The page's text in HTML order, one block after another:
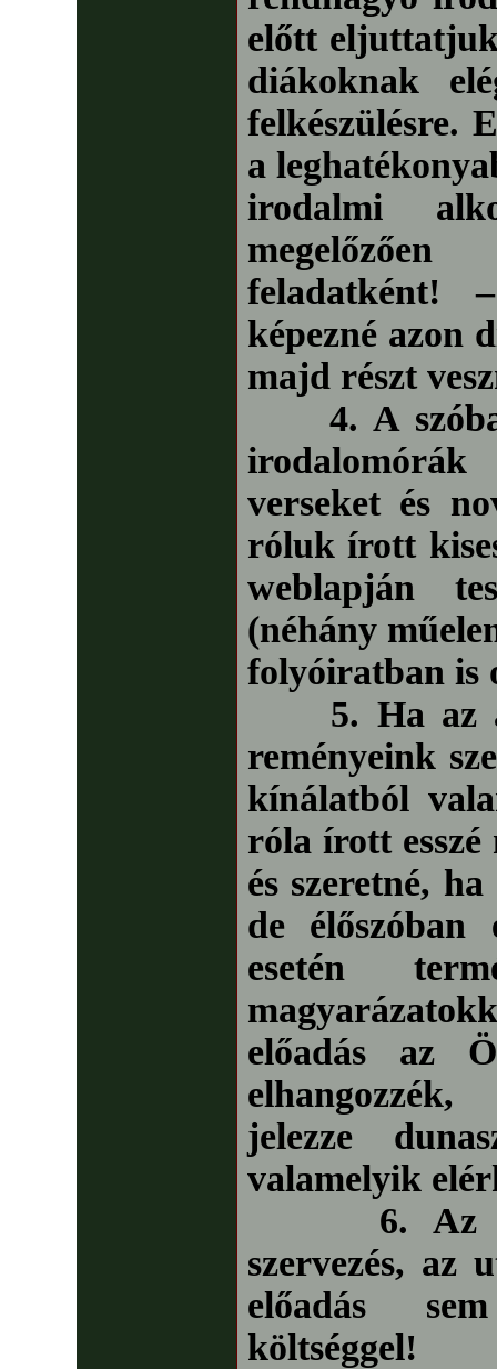
előtt
diákoknak
felkészülésre.
a
irodalmi
feladatként!
képezné azon
majd részt
4. A
verseket és
róluk írott
weblapján
(néhány
folyóiratban is
5. Ha az
reményeink
kínálatból
róla írott esszé
és szeretné,
de élőszóban
esetén
előadás az
jelezze
valamelyik
6. Az
szervezés, az
előadás
költséggel!